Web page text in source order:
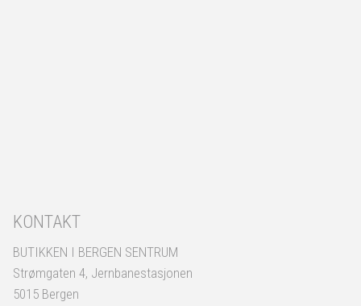
KONTAKT
BUTIKKEN I BERGEN SENTRUM
Strømgaten 4, Jernbanestasjonen
5015 Bergen